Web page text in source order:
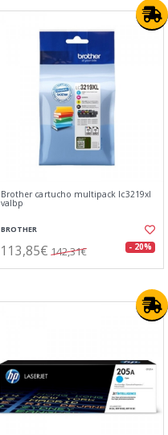
Brother cartucho multipack lc3219xl
valbp
BROTHER
113,85€ 142,31€ - 20%